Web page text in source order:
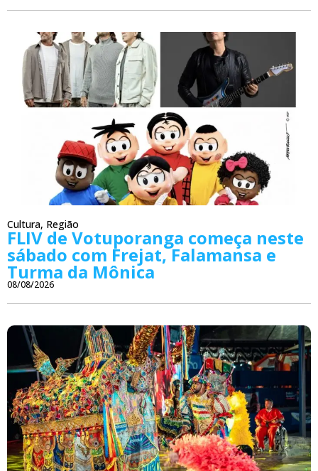
Cultura, Região
FLIV de Votuporanga começa neste
sábado com Frejat, Falamansa e
Turma da Mônica
08/08/2026